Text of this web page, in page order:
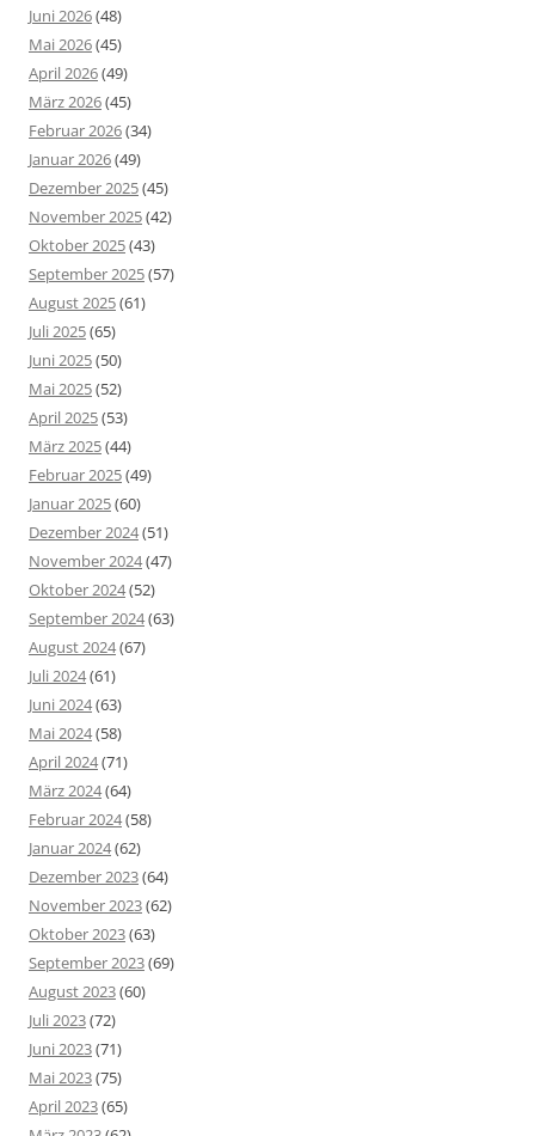
Juni 2026(48)
Mai 2026(45)
April 2026(49)
März 2026(45)
Februar 2026(34)
Januar 2026(49)
Dezember 2025(45)
November 2025(42)
Oktober 2025(43)
September 2025(57)
August 2025(61)
Juli 2025(65)
Juni 2025(50)
Mai 2025(52)
April 2025(53)
März 2025(44)
Februar 2025(49)
Januar 2025(60)
Dezember 2024(51)
November 2024(47)
Oktober 2024(52)
September 2024(63)
August 2024(67)
Juli 2024(61)
Juni 2024(63)
Mai 2024(58)
April 2024(71)
März 2024(64)
Februar 2024(58)
Januar 2024(62)
Dezember 2023(64)
November 2023(62)
Oktober 2023(63)
September 2023(69)
August 2023(60)
Juli 2023(72)
Juni 2023(71)
Mai 2023(75)
April 2023(65)